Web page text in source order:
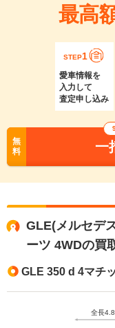
最高
STEP1
愛車情報を
入力して
査定申し込み
無
料
一
GLE(メルセデ
ーツ 4WDの買
GLE 350 d 4マチ
全長